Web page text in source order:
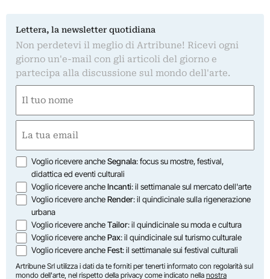
Lettera, la newsletter quotidiana
Non perdetevi il meglio di Artribune! Ricevi ogni
giorno un'e-mail con gli articoli del giorno e
partecipa alla discussione sul mondo dell'arte.
(Required)
First
(Required)
Opzioni
Voglio ricevere ancheSegnala: focus su mostre, festival,
didattica ed eventi culturali
Voglio ricevere ancheIncanti: il settimanale sul mercato dell'arte
Voglio ricevere ancheRender: il quindicinale sulla rigenerazione
urbana
Voglio ricevere ancheTailor: il quindicinale su moda e cultura
Voglio ricevere anchePax: il quindicinale sul turismo culturale
Voglio ricevere ancheFest: il settimanale sui festival culturali
Artribune Srl utilizza i dati da te forniti per tenerti informato con regolarità sul
mondo dell'arte, nel rispetto della privacy come indicato nella nostra